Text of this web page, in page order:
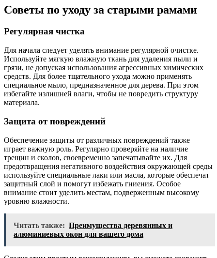
Советы по уходу за старыми рамами
Регулярная чистка
Для начала следует уделять внимание регулярной очистке.
Используйте мягкую влажную ткань для удаления пыли и
грязи, не допуская использования агрессивных химических
средств. Для более тщательного ухода можно применять
специальное мыло, предназначенное для дерева. При этом
избегайте излишней влаги, чтобы не повредить структуру
материала.
Защита от повреждений
Обеспечение защиты от различных повреждений также
играет важную роль. Регулярно проверяйте на наличие
трещин и сколов, своевременно запечатывайте их. Для
предотвращения негативного воздействия окружающей среды
используйте специальные лаки или масла, которые обеспечат
защитный слой и помогут избежать гниения. Особое
внимание стоит уделить местам, подверженным высокому
уровню влажности.
Читать также: Преимущества деревянных и
алюминиевых окон для вашего дома